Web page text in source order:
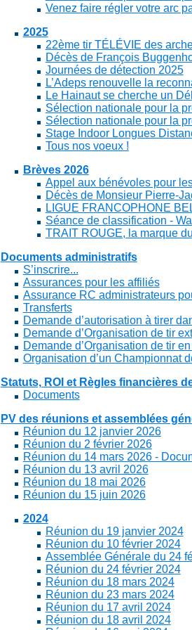
Venez faire régler votre arc
2025
22ème tir TÉLÉVIE des
Décès de François
Journées de détection 2025
L’Adeps renouvelle la
Le Hainaut se cherche un
Sélection nationale pour la
Sélection nationale pour la
Stage Indoor Longues
Tous nos voeux !
Brèves 2026
Appel aux bénévoles pour
Décès de Monsieur Pierre-
LIGUE FRANCOPHONE
Séance de classification -
TRAIT ROUGE, la marque
Documents administratifs
S’inscrire...
Assurances pour les affiliés
Assurance RC administrateurs
Transferts
Demande d’autorisation à tirer
Demande d’Organisation de tir
Demande d’Organisation de tir
Organisation d’un Championnat
Statuts, ROI et Règles financières
Documents
PV des réunions et assemblées
Réunion du 12 janvier 2026
Réunion du 2 février 2026
Réunion du 14 mars 2026 -
Réunion du 13 avril 2026
Réunion du 18 mai 2026
Réunion du 15 juin 2026
2024
Réunion du 19 janvier 2024
Réunion du 10 février 2024
Assemblée Générale du 24
Réunion du 24 février 2024
Réunion du 18 mars 2024
Réunion du 23 mars 2024
Réunion du 17 avril 2024
Réunion du 18 avril 2024